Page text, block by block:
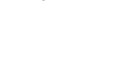
de distributeurs et
projet à notre service